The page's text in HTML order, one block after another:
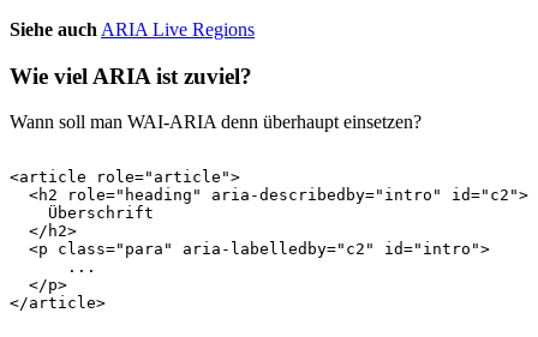
Siehe auch
Wie viel ARIA ist zuviel?
Wann soll man WAI-ARIA denn überhaupt einsetzen?
<article role="article">
  <h2 role="heading" aria-describedby="intro" id="c2">
    Überschrift
  </h2>
  <p class="para" aria-labelledby="c2" id="intro">
      ...
  </p>
</article>